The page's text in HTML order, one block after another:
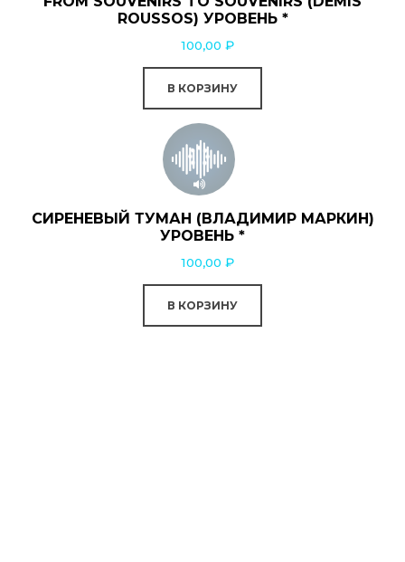
ROUSSOS) УРОВЕНЬ *
100,00 ₽
В КОРЗИНУ
СИРЕНЕВЫЙ ТУМАН (ВЛАДИМИР МАРКИН)
УРОВЕНЬ *
100,00 ₽
В КОРЗИНУ